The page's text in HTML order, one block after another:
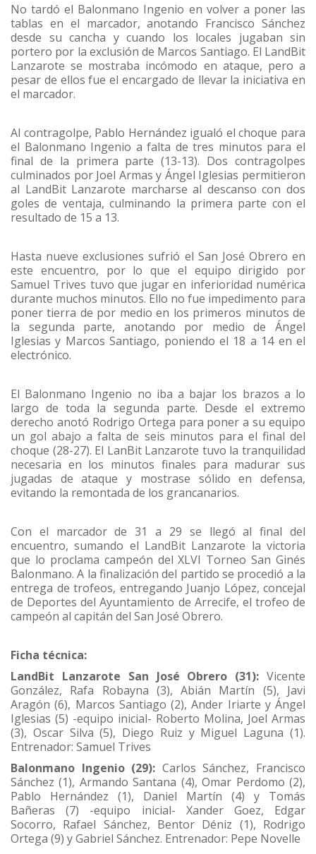
No tardó el Balonmano Ingenio en volver a poner las
tablas en el marcador, anotando Francisco Sánchez
desde su cancha y cuando los locales jugaban sin
portero por la exclusión de Marcos Santiago. El LandBit
Lanzarote se mostraba incómodo en ataque, pero a
pesar de ellos fue el encargado de llevar la iniciativa en
el marcador.
Al contragolpe, Pablo Hernández igualó el choque para
el Balonmano Ingenio a falta de tres minutos para el
final de la primera parte (13-13). Dos contragolpes
culminados por Joel Armas y Ángel Iglesias permitieron
al LandBit Lanzarote marcharse al descanso con dos
goles de ventaja, culminando la primera parte con el
resultado de 15 a 13.
Hasta nueve exclusiones sufrió el San José Obrero en
este encuentro, por lo que el equipo dirigido por
Samuel Trives tuvo que jugar en inferioridad numérica
durante muchos minutos. Ello no fue impedimento para
poner tierra de por medio en los primeros minutos de
la segunda parte, anotando por medio de Ángel
Iglesias y Marcos Santiago, poniendo el 18 a 14 en el
electrónico.
El Balonmano Ingenio no iba a bajar los brazos a lo
largo de toda la segunda parte. Desde el extremo
derecho anotó Rodrigo Ortega para poner a su equipo
un gol abajo a falta de seis minutos para el final del
choque (28-27). El LanBit Lanzarote tuvo la tranquilidad
necesaria en los minutos finales para madurar sus
jugadas de ataque y mostrase sólido en defensa,
evitando la remontada de los grancanarios.
Con el marcador de 31 a 29 se llegó al final del
encuentro, sumando el LandBit Lanzarote la victoria
que lo proclama campeón del XLVI Torneo San Ginés
Balonmano. A la finalización del partido se procedió a la
entrega de trofeos, entregando Juanjo López, concejal
de Deportes del Ayuntamiento de Arrecife, el trofeo de
campeón al capitán del San José Obrero.
Ficha técnica:
LandBit Lanzarote San José Obrero (31): Vicente
González, Rafa Robayna (3), Abián Martín (5), Javi
Aragón (6), Marcos Santiago (2), Ander Iriarte y Ángel
Iglesias (5) -equipo inicial- Roberto Molina, Joel Armas
(3), Oscar Silva (5), Diego Ruiz y Miguel Laguna (1).
Entrenador: Samuel Trives
Balonmano Ingenio (29): Carlos Sánchez, Francisco
Sánchez (1), Armando Santana (4), Omar Perdomo (2),
Pablo Hernández (1), Daniel Martín (4) y Tomás
Bañeras (7) -equipo inicial- Xander Goez, Edgar
Socorro, Rafael Sánchez, Bentor Déniz (1), Rodrigo
Ortega (9) y Gabriel Sánchez. Entrenador: Pepe Novelle